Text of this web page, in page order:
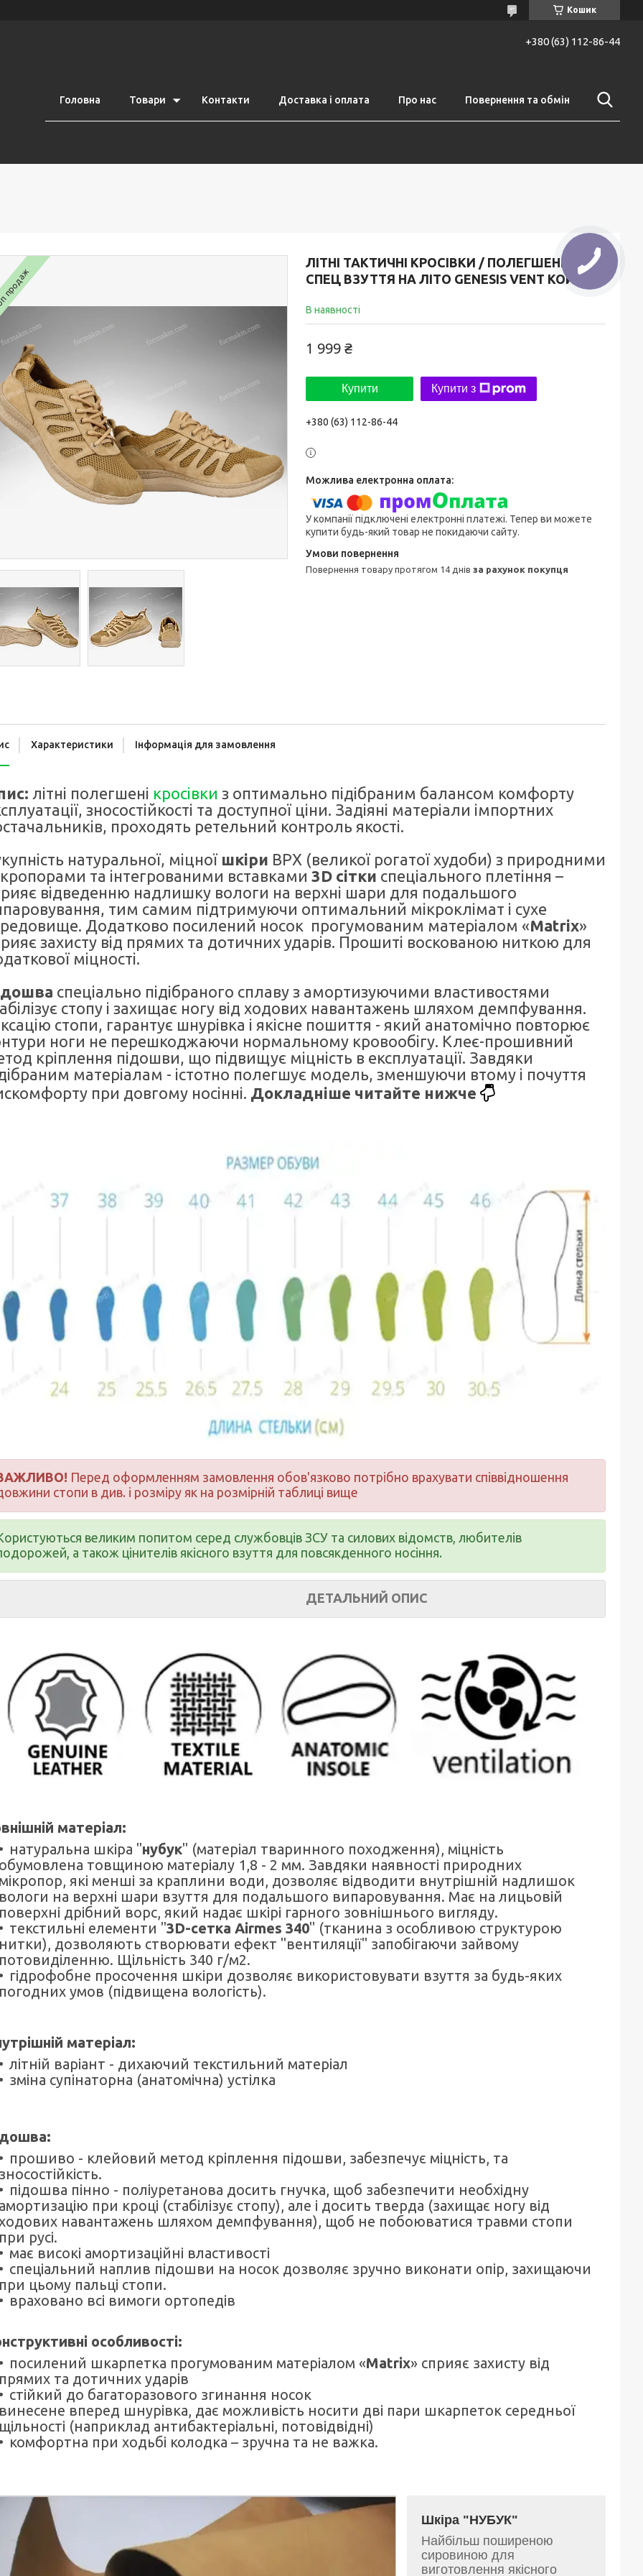
Кошик
+380 (63) 112-86-44
Головна Товари Контакти Доставка і оплата Про нас Повернення та обмін
ЛІТНІ ТАКТИЧНІ КРОСІВКИ / ПОЛЕГШЕНЕ
СПЕЦ ВЗУТТЯ НА ЛІТО GENESIS VENT КОЙОТ
В наявності
1 999 ₴
Купити Купити з
+380 (63) 112-86-44
У компанії підключені електронні платежі. Тепер ви можете
купити будь-який товар не покидаючи сайту.
повернення товару протягом 14 днів за рахунок покупця
Характеристики Інформація для замовлення
літні полегшені кросівки з оптимально підібраним балансом комфорту
зносостійкості та доступної ціни. Задіяні матеріали імпортних
проходять ретельний контроль якості.
натуральної, міцної шкіри ВРХ (великої рогатої худоби) з природними
та інтегрованими вставками 3D сітки спеціального плетіння –
відведенню надлишку вологи на верхні шари для подальшого
тим самим підтримуючи оптимальний мікроклімат і сухе
Додатково посилений носок прогумованим матеріалом «Matrix»
захисту від прямих та дотичних ударів. Прошиті воскованою ниткою для
міцності.
спеціально підібраного сплаву з амортизуючими властивостями
стопу і захищає ногу від ходових навантажень шляхом демпфування.
стопи, гарантує шнурівка і якісне пошиття - який анатомічно повторює
ноги не перешкоджаючи нормальному кровообігу. Клеє-прошивний
кріплення підошви, що підвищує міцність в експлуатації. Завдяки
матеріалам - істотно полегшує модель, зменшуючи втому і почуття
при довгому носінні. Докладніше читайте нижче
Перед оформленням замовлення обов'язково потрібно врахувати співвідношення
стопи в див. і розміру як на розмірній таблиці вище
великим попитом серед службовців ЗСУ та силових відомств, любителів
а також цінителів якісного взуття для повсякденного носіння.
ОПИС
матеріал:
натуральна шкіра "нубук" (матеріал тваринного походження), міцність
товщиною матеріалу 1,8 - 2 мм. Завдяки наявності природних
які менші за краплини води, дозволяє відводити внутрішній надлишок
на верхні шари взуття для подальшого випаровування. Має на лицьовій
дрібний ворс, який надає шкірі гарного зовнішнього вигляду.
текстильні елементи "3D-сетка Airmes 340" (тканина з особливою структурою
дозволяють створювати ефект "вентиляції" запобігаючи зайвому
Щільність 340 г/м2.
гідрофобне просочення шкіри дозволяє використовувати взуття за будь-яких
умов (підвищена вологість).
матеріал:
літній варіант - дихаючий текстильний матеріал
зміна супінаторна (анатомічна) устілка
прошиво - клейовий метод кріплення підошви, забезпечує міцність, та
підошва пінно - поліуретанова досить гнучка, щоб забезпечити необхідну
при кроці (стабілізує стопу), але і досить тверда (захищає ногу від
навантажень шляхом демпфування), щоб не побоюватися травми стопи
русі.
має високі амортизаційні властивості
спеціальний наплив підошви на носок дозволяє зручно виконати опір, захищаючи
цьому пальці стопи.
враховано всі вимоги ортопедів
особливості:
посилений шкарпетка прогумованим матеріалом «Matrix» сприяє захисту від
та дотичних ударів
стійкий до багаторазового згинання носок
вперед шнурівка, дає можливість носити дві пари шкарпеток середньої
(наприклад антибактеріальні, потовідвідні)
комфортна при ходьбі колодка – зручна та не важка.
Шкіра "НУБУК"
Найбільш поширеною
сировиною для
виготовлення якісного